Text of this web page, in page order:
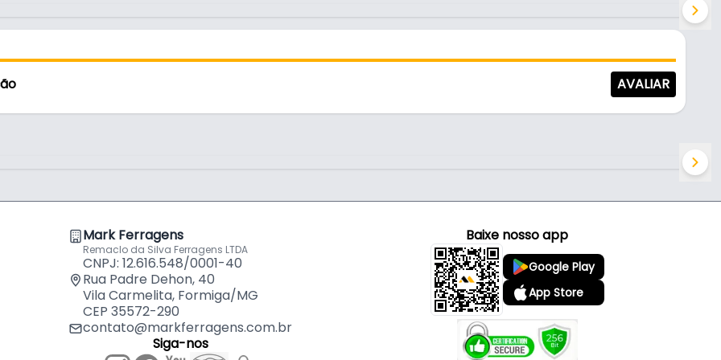
Di Carlo nas medidas de 20,
Suporte Branco de 30 Cm Com Aba Para Trilho Cremalheira
por R$62,55
Suporte Branco de 50 Cm Sem Aba Para Trilho Cremalheira
AVALIAR
Mark Ferragens
Remaclo da Silva Ferragens LTDA
CNPJ: 12.616.548/0001-40
Rua Padre Dehon, 40
Vila Carmelita, Formiga/MG
CEP 35572-290
contato@markferragens.com.br
Siga-nos
Baixe nosso app
Google Play
App Store